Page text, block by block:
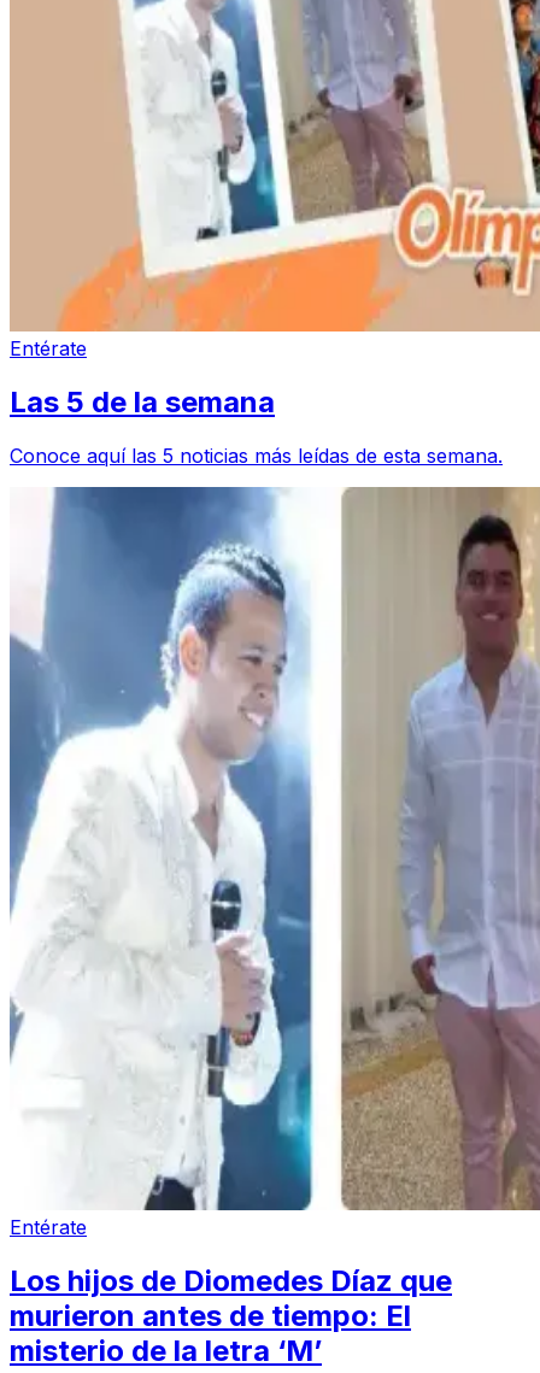
Entérate
Las 5 de la semana
Conoce aquí las 5 noticias más leídas de esta semana.
Entérate
Los hijos de Diomedes Díaz que
murieron antes de tiempo: El
misterio de la letra ‘M’